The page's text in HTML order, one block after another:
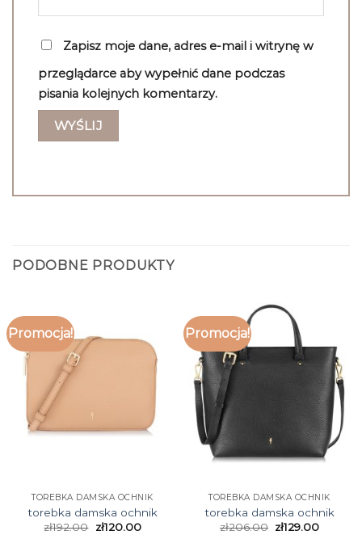
Zapisz moje dane, adres e-mail i witrynę w
przeglądarce aby wypełnić dane podczas
pisania kolejnych komentarzy.
PODOBNE PRODUKTY
Promocja!
TOREBKA DAMSKA OCHNIK
torebka damska ochnik
zł192.00 zł120.00
Promocja!
TOREBKA DAMSKA OCHNIK
torebka damska ochnik
zł206.00 zł129.00